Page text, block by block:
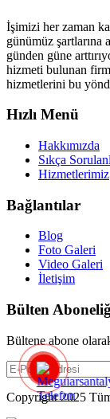
İşimizi her zaman
günümüz şartlarına
günden güne
hizmeti bulunan
hizmetlerini bu
Hızlı Menü
Hakkımızda
Sıkça
Hizmetlerimiz
Bağlantılar
Blog
Foto Galeri
Video Galeri
İletişim
Bülten
Bültene abone
Copyright 2025